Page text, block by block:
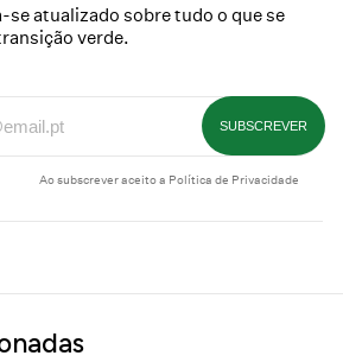
se atualizado sobre tudo o que se
verde.
Ao subscrever aceito a Política de Privacidade